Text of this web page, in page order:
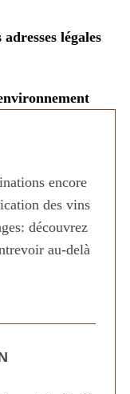
légales
encore
des vins
découvrez
au-delà